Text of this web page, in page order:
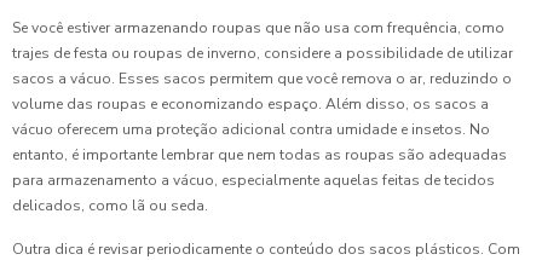
Se você estiver armazenando roupas que não usa com frequência, como
trajes de festa ou roupas de inverno, considere a possibilidade de utilizar
sacos a vácuo. Esses sacos permitem que você remova o ar, reduzindo o
volume das roupas e economizando espaço. Além disso, os sacos a
vácuo oferecem uma proteção adicional contra umidade e insetos. No
entanto, é importante lembrar que nem todas as roupas são adequadas
para armazenamento a vácuo, especialmente aquelas feitas de tecidos
delicados, como lã ou seda.
Outra dica é revisar periodicamente o conteúdo dos sacos plásticos. Com